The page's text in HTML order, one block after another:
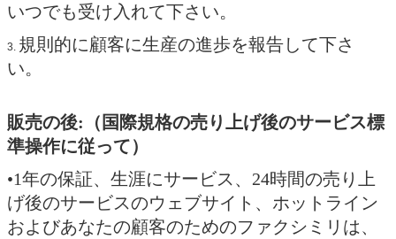
いつでも受け入れて下さい。
3. 規則的に顧客に生産の進歩を報告して下さ
い。
販売の後:（国際規格の売り上げ後のサービス標
準操作に従って）
•1年の保証、生涯にサービス、24時間の売り上
げ後のサービスのウェブサイト、ホットライン
およびあなたの顧客のためのファクシミリは、